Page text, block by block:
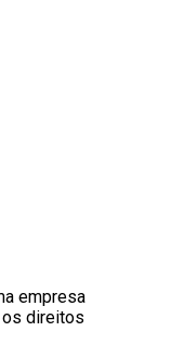
empresa
direitos